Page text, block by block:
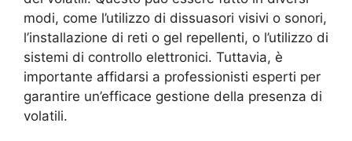
modi, come l’utilizzo di dissuasori visivi o sonori,
l’installazione di reti o gel repellenti, o l’utilizzo di
sistemi di controllo elettronici. Tuttavia, è
importante affidarsi a professionisti esperti per
garantire un’efficace gestione della presenza di
volatili.